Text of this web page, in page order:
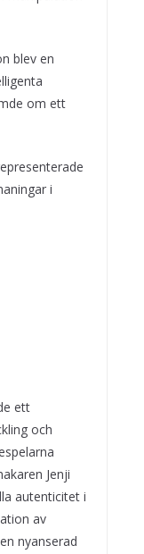
blev en
om ett
i
ett
och
Jenji
autenticitet i
av
nyanserad